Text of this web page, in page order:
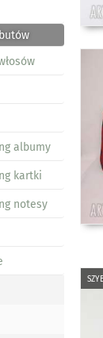
albumy
kartki
notesy